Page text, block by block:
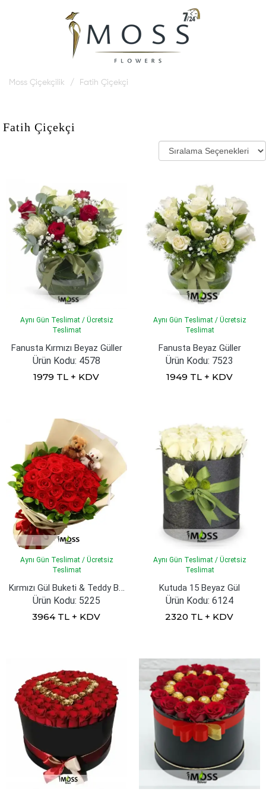
Moss Çiçekçilik Fatih Çiçekçi
Fatih Çiçekçi
Aynı Gün Teslimat / Ücretsiz
Teslimat
Fanusta Kırmızı Beyaz Güller
Ürün Kodu: 4578
1979 TL + KDV
Aynı Gün Teslimat / Ücretsiz
Teslimat
Fanusta Beyaz Güller
Ürün Kodu: 7523
1949 TL + KDV
Aynı Gün Teslimat / Ücretsiz
Teslimat
Kırmızı Gül Buketi & Teddy Bear
Ürün Kodu: 5225
3964 TL + KDV
Aynı Gün Teslimat / Ücretsiz
Teslimat
Kutuda 15 Beyaz Gül
Ürün Kodu: 6124
2320 TL + KDV